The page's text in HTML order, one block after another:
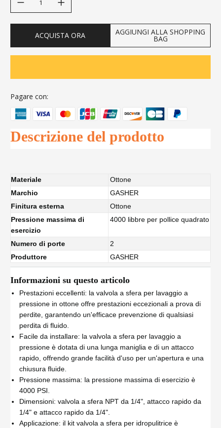
ACQUISTA ORA AGGIUNGI ALLA SHOPPING
BAG
Pagare con:
Descrizione del prodotto
Materiale
Ottone
Marchio
GASHER
Finitura esterna
Ottone
Pressione massima di
esercizio
4000 libbre per pollice quadrato
Numero di porte
2
Produttore
GASHER
Informazioni su questo articolo
Prestazioni eccellenti: la valvola a sfera per lavaggio a
pressione in ottone offre prestazioni eccezionali a prova di
perdite, garantendo un'efficace prevenzione di qualsiasi
perdita di fluido.
Facile da installare: la valvola a sfera per lavaggio a
pressione è dotata di una lunga maniglia e di un attacco
rapido, offrendo grande facilità d'uso per un'apertura e una
chiusura fluide.
Pressione massima: la pressione massima di esercizio è
4000 PSI.
Dimensioni: valvola a sfera NPT da 1/4", attacco rapido da
1/4" e attacco rapido da 1/4".
Applicazione: il kit valvola a sfera per idropulitrice è